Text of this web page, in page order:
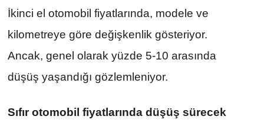
İkinci el otomobil fiyatlarında, modele ve
kilometreye göre değişkenlik gösteriyor.
Ancak, genel olarak yüzde 5-10 arasında
düşüş yaşandığı gözlemleniyor.
Sıfır otomobil fiyatlarında düşüş sürecek